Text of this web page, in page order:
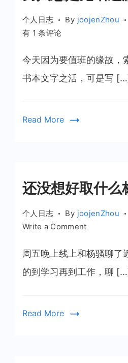
个人日志 By joojenZhou
男
总
是
鬼
篇
有 1 条评论
今天因为要值班的缘故，
书本文字之活，可是写
Read More
还没想好取什么
个人日志 By joojenZhou
Write a Commenton
没
想
好
周五晚上线上和杨骚聊了
的到学习再到工作，聊
Read More